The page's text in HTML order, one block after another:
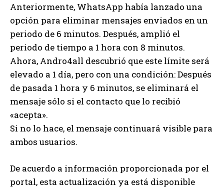
Anteriormente, WhatsApp había lanzado una
opción para eliminar mensajes enviados en un
periodo de 6 minutos. Después, amplió el
periodo de tiempo a 1 hora con 8 minutos.
Ahora, Andro4all descubrió que este límite será
elevado a 1 día, pero con una condición: Después
de pasada 1 hora y 6 minutos, se eliminará el
mensaje sólo si el contacto que lo recibió
«acepta».
Si no lo hace, el mensaje continuará visible para
ambos usuarios.
De acuerdo a información proporcionada por el
portal, esta actualización ya está disponible